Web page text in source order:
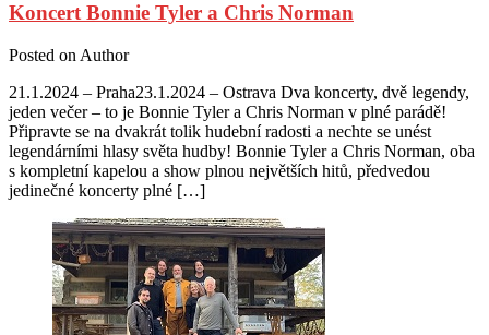
Koncert Bonnie Tyler a Chris Norman
Posted on Author
21.1.2024 – Praha23.1.2024 – Ostrava Dva koncerty, dvě legendy,
jeden večer – to je Bonnie Tyler a Chris Norman v plné parádě!
Připravte se na dvakrát tolik hudební radosti a nechte se unést
legendárními hlasy světa hudby! Bonnie Tyler a Chris Norman, oba
s kompletní kapelou a show plnou největších hitů, předvedou
jedinečné koncerty plné […]